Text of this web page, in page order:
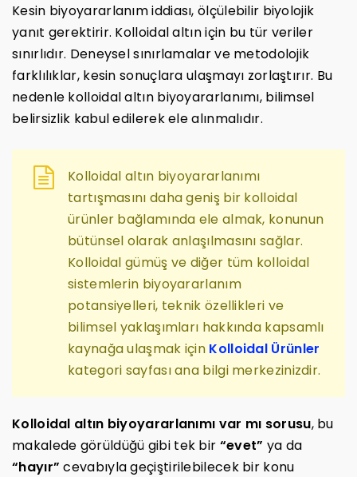
Kesin biyoyararlanım iddiası, ölçülebilir biyolojik
yanıt gerektirir. Kolloidal altın için bu tür veriler
sınırlıdır. Deneysel sınırlamalar ve metodolojik
farklılıklar, kesin sonuçlara ulaşmayı zorlaştırır. Bu
nedenle kolloidal altın biyoyararlanımı, bilimsel
belirsizlik kabul edilerek ele alınmalıdır.
Kolloidal altın biyoyararlanımı
tartışmasını daha geniş bir kolloidal
ürünler bağlamında ele almak, konunun
bütünsel olarak anlaşılmasını sağlar.
Kolloidal gümüş ve diğer tüm kolloidal
sistemlerin biyoyararlanım
potansiyelleri, teknik özellikleri ve
bilimsel yaklaşımları hakkında kapsamlı
kaynağa ulaşmak için Kolloidal Ürünler
kategori sayfası ana bilgi merkezinizdir.
Kolloidal altın biyoyararlanımı var mı sorusu, bu
makalede görüldüğü gibi tek bir “evet” ya da
“hayır” cevabıyla geçiştirilebilecek bir konu